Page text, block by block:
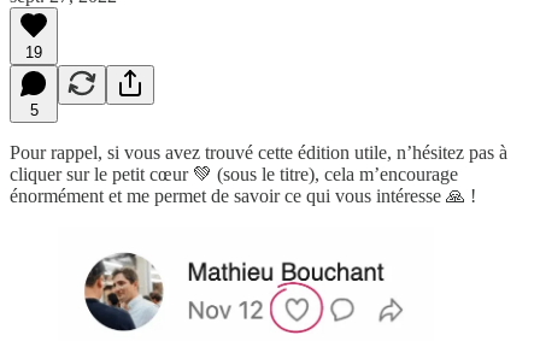
19
5
Pour rappel, si vous avez trouvé cette édition utile, n’hésitez pas à
cliquer sur le petit cœur 💚 (sous le titre), cela m’encourage
énormément et me permet de savoir ce qui vous intéresse 🙏 !